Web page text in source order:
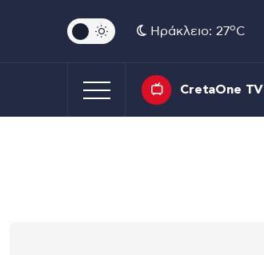
Ηράκλειο: 27oC
CretaOne TV